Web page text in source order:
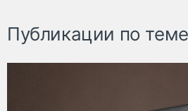
Публикации по теме